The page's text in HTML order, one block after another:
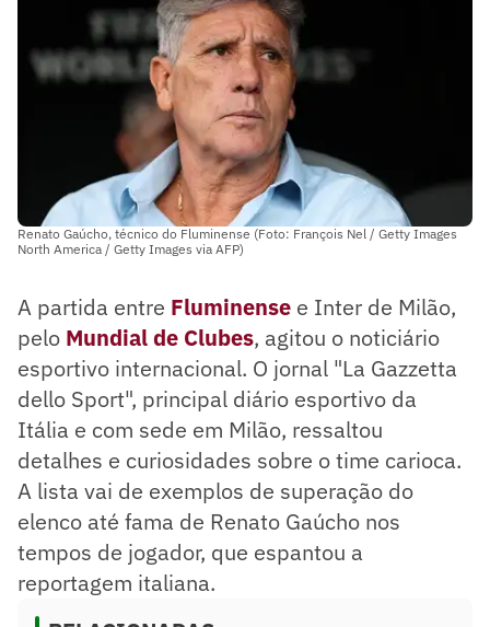
Renato Gaúcho, técnico do Fluminense (Foto: François Nel / Getty Images
North America / Getty Images via AFP)
A partida entre Fluminense e Inter de Milão,
pelo Mundial de Clubes, agitou o noticiário
esportivo internacional. O jornal "La Gazzetta
dello Sport", principal diário esportivo da
Itália e com sede em Milão, ressaltou
detalhes e curiosidades sobre o time carioca.
A lista vai de exemplos de superação do
elenco até fama de Renato Gaúcho nos
tempos de jogador, que espantou a
reportagem italiana.